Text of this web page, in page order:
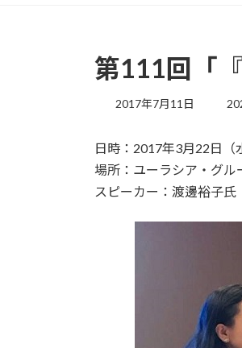
第111回「
2017年7月11日
最
新
日
:
日時：2017年3月22日
場所：ユーラシア・グル
スピーカー：渡邊裕子氏